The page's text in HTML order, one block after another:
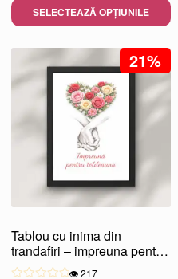
45,00 lei
până
la
100,00 lei
SELECTEAZĂ OPȚIUNILE
are
multe
variații.
Opțiunile
în
pagina
21%
Tablou cu inima din
trandafiri – impreuna pentru
totdeauna👁️ 217